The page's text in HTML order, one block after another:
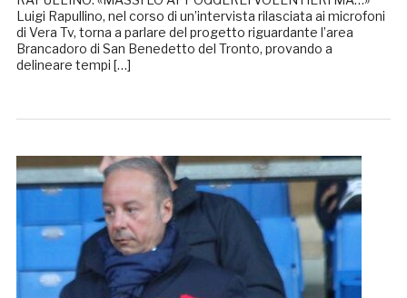
Luigi Rapullino, nel corso di un’intervista rilasciata ai microfoni
di Vera Tv, torna a parlare del progetto riguardante l’area
Brancadoro di San Benedetto del Tronto, provando a
delineare tempi […]